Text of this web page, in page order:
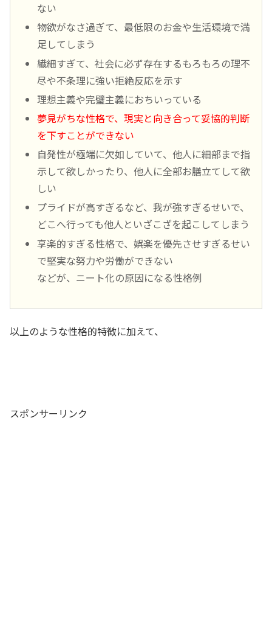
ない
物欲がなさ過ぎて、最低限のお金や生活環境で満
足してしまう
繊細すぎて、社会に必ず存在するもろもろの理不
尽や不条理に強い拒絶反応を示す
理想主義や完璧主義におちいっている
夢見がちな性格で、現実と向き合って妥協的判断
を下すことができない
自発性が極端に欠如していて、他人に細部まで指
示して欲しかったり、他人に全部お膳立てして欲
しい
プライドが高すぎるなど、我が強すぎるせいで、
どこへ行っても他人といざこざを起こしてしまう
享楽的すぎる性格で、娯楽を優先させすぎるせい
で堅実な努力や労働ができない
などが、ニート化の原因になる性格例
以上のような性格的特徴に加えて、
スポンサーリンク